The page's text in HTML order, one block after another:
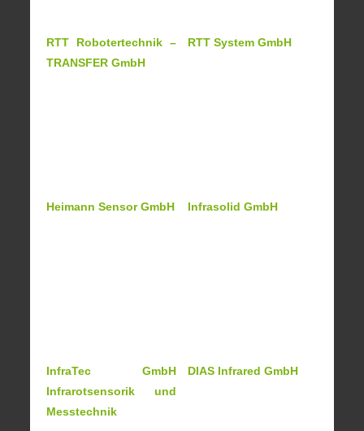
RTT Robotertechnik –
TRANSFER GmbH
RTT System GmbH
Heimann Sensor GmbH Infrasolid GmbH
InfraTec GmbH
Infrarotsensorik und
Messtechnik
DIAS Infrared GmbH